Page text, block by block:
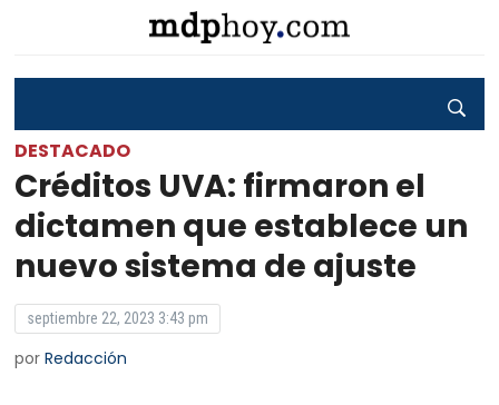
DESTACADO
Créditos UVA: firmaron el
dictamen que establece un
nuevo sistema de ajuste
septiembre 22, 2023 3:43 pm
porRedacción